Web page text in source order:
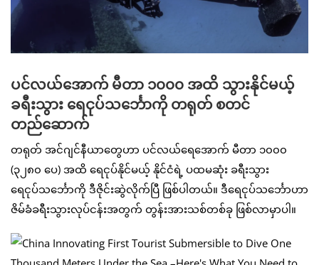
ပင်လယ်အောက် မီတာ ၁၀၀၀ အထိ သွားနိုင်မယ့်
ခရီးသွား ရေငုပ်သင်္ဘောကို တရုတ် စတင်
တည်ဆောက်
တရုတ် အင်ဂျင်နီယာတွေဟာ ပင်လယ်ရေအောက် မီတာ ၁၀၀၀
(၃၂၈၀ ပေ) အထိ ရေငုပ်နိုင်မယ့် နိုင်ငံရဲ့ ပထမဆုံး ခရီးသွား
ရေငုပ်သင်္ဘောကို ဒီဇိုင်းဆွဲလိုက်ပြီ ဖြစ်ပါတယ်။ ဒီရေငုပ်သင်္ဘောဟာ
ဇိမ်ခံခရီးသွားလုပ်ငန်းအတွက် တွန်းအားသစ်တစ်ခု ဖြစ်လာမှာပါ။